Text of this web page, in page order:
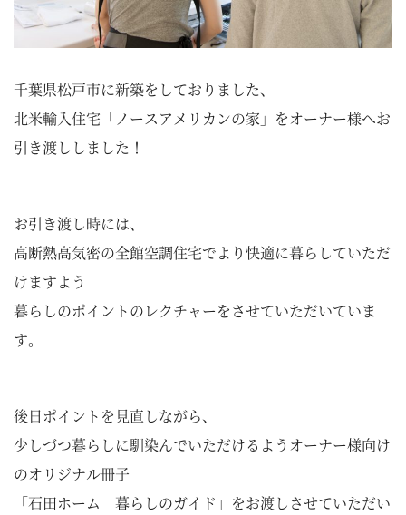
千葉県松戸市に新築をしておりました、
北米輸入住宅「ノースアメリカンの家」をオーナー様へお
引き渡ししました！
お引き渡し時には、
高断熱高気密の全館空調住宅でより快適に暮らしていただ
けますよう
暮らしのポイントのレクチャーをさせていただいていま
す。
後日ポイントを見直しながら、
少しづつ暮らしに馴染んでいただけるようオーナー様向け
のオリジナル冊子
「石田ホーム 暮らしのガイド」をお渡しさせていただい